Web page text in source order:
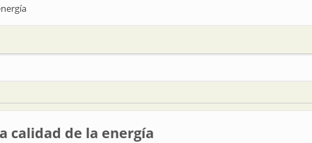
calidad de la energía